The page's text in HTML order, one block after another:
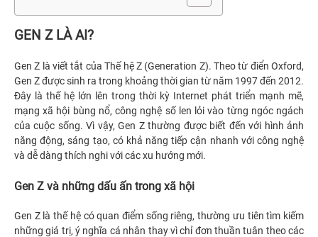
GEN Z LÀ AI?
Gen Z là viết tắt của Thế hệ Z (Generation Z). Theo từ điển Oxford,
Gen Z được sinh ra trong khoảng thời gian từ năm 1997 đến 2012.
Đây là thế hệ lớn lên trong thời kỳ Internet phát triển mạnh mẽ,
mạng xã hội bùng nổ, công nghệ số len lỏi vào từng ngóc ngách
của cuộc sống. Vì vậy, Gen Z thường được biết đến với hình ảnh
năng động, sáng tạo, có khả năng tiếp cận nhanh với công nghệ
và dễ dàng thích nghi với các xu hướng mới.
Gen Z và những dấu ấn trong xã hội
Gen Z là thế hệ có quan điểm sống riêng, thường ưu tiên tìm kiếm
những giá trị, ý nghĩa cá nhân thay vì chỉ đơn thuần tuân theo các